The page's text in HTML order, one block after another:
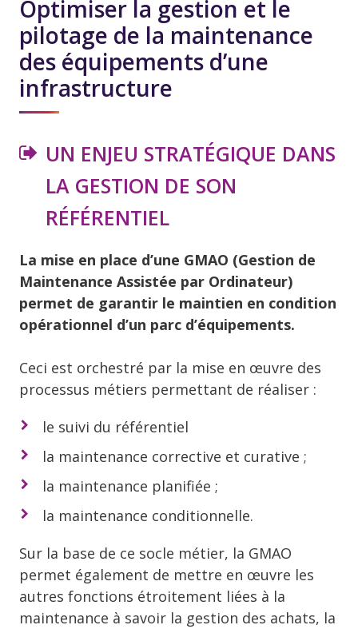
Optimiser la gestion et le
pilotage de la maintenance
des équipements d’une
infrastructure
UN ENJEU STRATÉGIQUE DANS
LA GESTION DE SON
RÉFÉRENTIEL
La mise en place d’une GMAO (Gestion de
Maintenance Assistée par Ordinateur)
permet de garantir le maintien en condition
opérationnel d’un parc d’équipements.
Ceci est orchestré par la mise en œuvre des
processus métiers permettant de réaliser :
le suivi du référentiel
la maintenance corrective et curative ;
la maintenance planifiée ;
la maintenance conditionnelle.
Sur la base de ce socle métier, la GMAO
permet également de mettre en œuvre les
autres fonctions étroitement liées à la
maintenance à savoir la gestion des achats, la